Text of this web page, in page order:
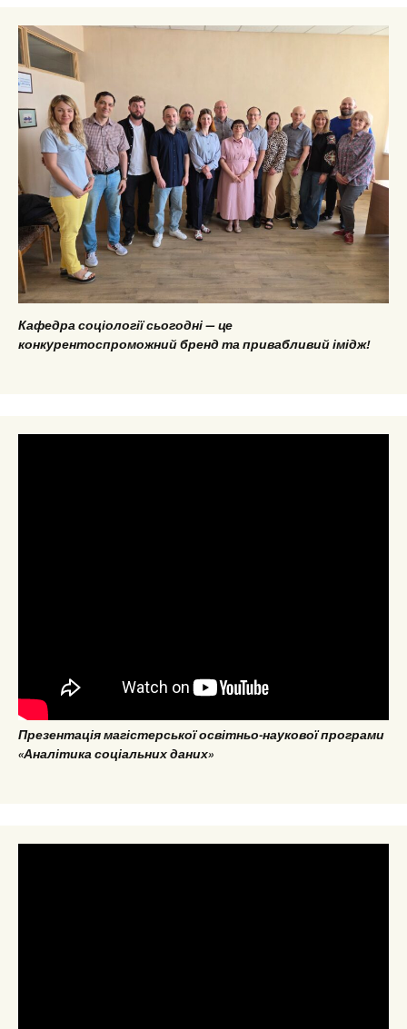
Кафедра соціології сьогодні — це
конкурентоспроможний бренд та привабливий імідж!
Презентація магістерської освітньо-наукової програми
«Аналітика соціальних даних»